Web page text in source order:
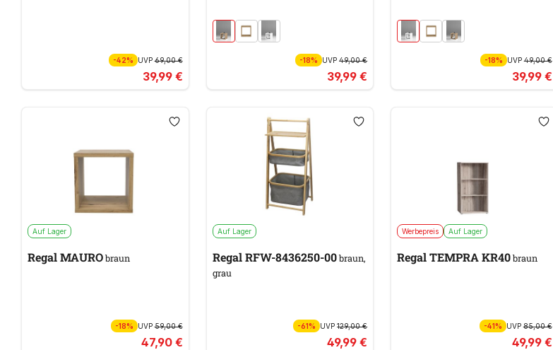
-42% UVP69,00 €
39,99 €
-18% UVP49,00 €
39,99 €
-18% UVP49,00 €
39,99 €
Auf Lager
Regal MAURObraun
-18% UVP59,00 €
47,90 €
Auf Lager
Regal RFW-8436250-00braun,
grau
-61% UVP129,00 €
49,99 €
Werbepreis Auf Lager
Regal TEMPRA KR40braun
-41% UVP85,00 €
49,99 €